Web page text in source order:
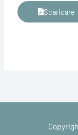
Scaricare